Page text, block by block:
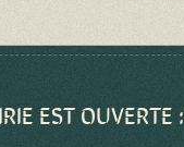
EST OUVERTE :